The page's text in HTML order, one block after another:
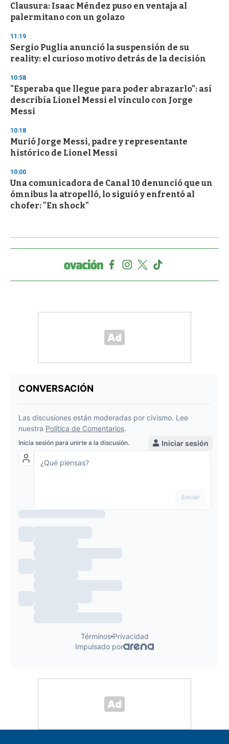
Clausura: Isaac Méndez puso en ventaja al
palermitano con un golazo
11:19
Sergio Puglia anunció la suspensión de su
reality: el curioso motivo detrás de la decisión
10:58
"Esperaba que llegue para poder abrazarlo": así
describía Lionel Messi el vínculo con Jorge
Messi
10:18
Murió Jorge Messi, padre y representante
histórico de Lionel Messi
10:00
Una comunicadora de Canal 10 denunció que un
ómnibus la atropelló, lo siguió y enfrentó al
chofer: "En shock"